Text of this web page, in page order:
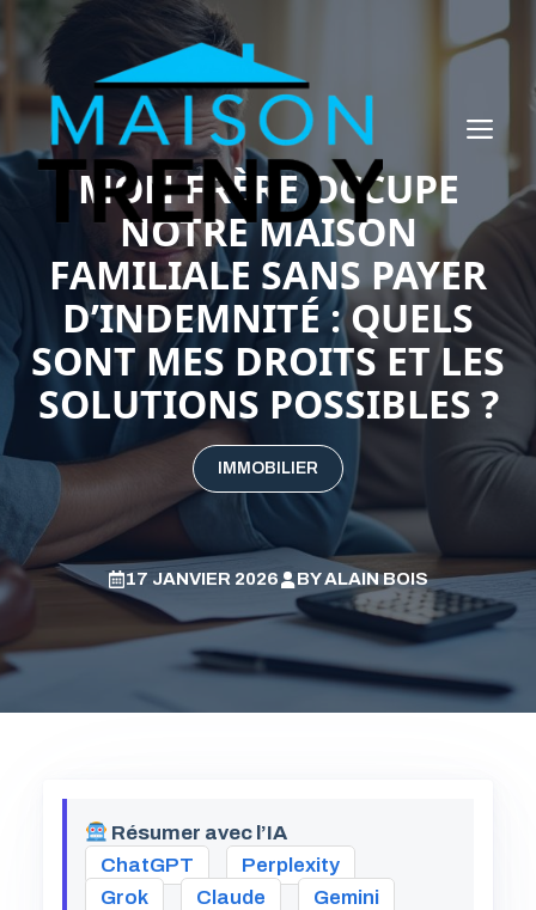
contenu
MON FRÈRE OCCUPE
NOTRE MAISON
FAMILIALE SANS PAYER
D’INDEMNITÉ : QUELS
SONT MES DROITS ET LES
SOLUTIONS POSSIBLES ?
IMMOBILIER
17 JANVIER 2026 BYALAIN BOIS
Résumer avec l’IA
ChatGPT
Perplexity
Grok
Claude Gemini